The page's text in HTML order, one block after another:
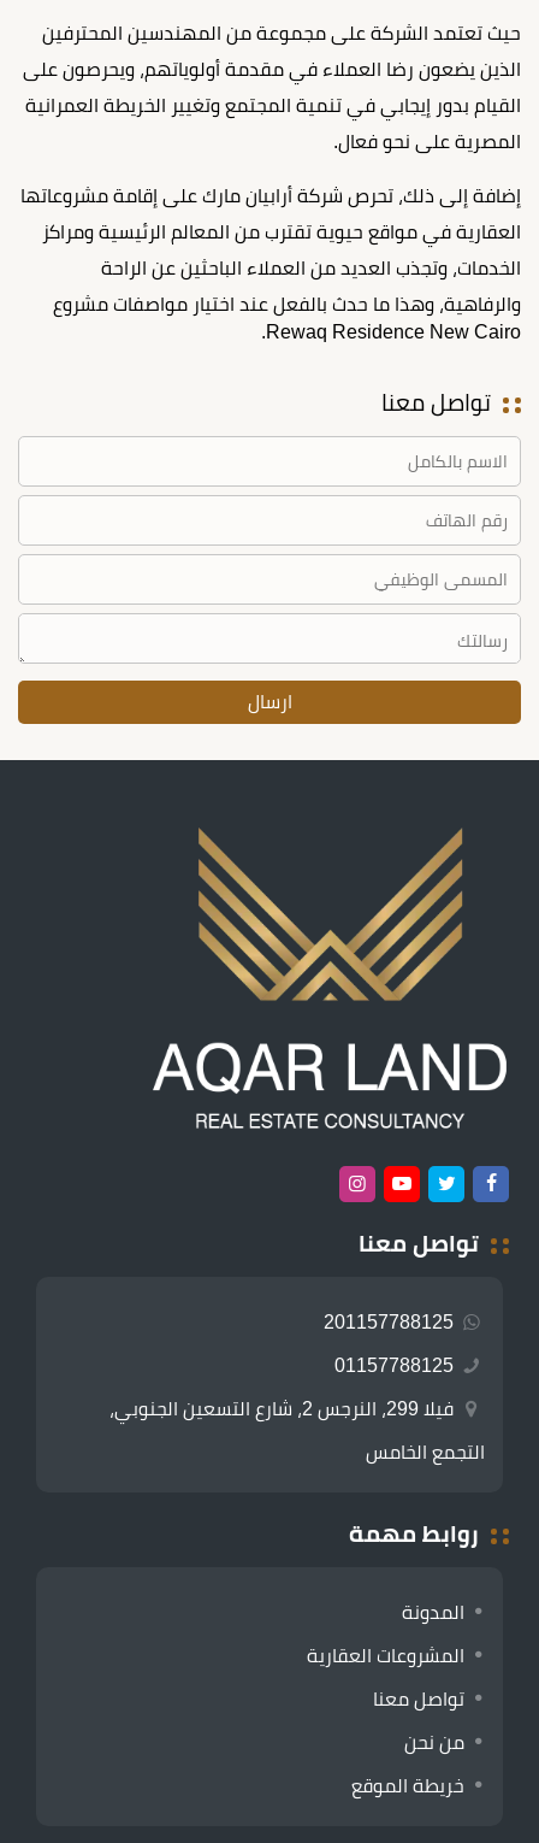
حيث تعتمد الشركة على مجموعة من المهندسين المحترفين
الذين يضعون رضا العملاء في مقدمة أولوياتهم، ويحرصون على
القيام بدور إيجابي في تنمية المجتمع وتغيير الخريطة العمرانية
المصرية على نحو فعال.
إضافة إلى ذلك، تحرص شركة أرابيان مارك على إقامة مشروعاتها
العقارية في مواقع حيوية تقترب من المعالم الرئيسية ومراكز
الخدمات، وتجذب العديد من العملاء الباحثين عن الراحة
والرفاهية، وهذا ما حدث بالفعل عند اختيار مواصفات مشروع
Rewaq Residence New Cairo.
تواصل معنا
تواصل معنا
201157788125
01157788125
فيلا 299، النرجس 2، شارع التسعين الجنوبي،
التجمع الخامس
روابط مهمة
المدونة
المشروعات العقارية
تواصل معنا
من نحن
خريطة الموقع